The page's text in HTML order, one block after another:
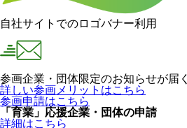
自社サイトでのロゴバナー利用
参画企業・団体限定のお知らせが届く
詳しい参画メリットはこちら
参画申請はこちら
「育業」応援企業・団体の申請
詳細はこちら